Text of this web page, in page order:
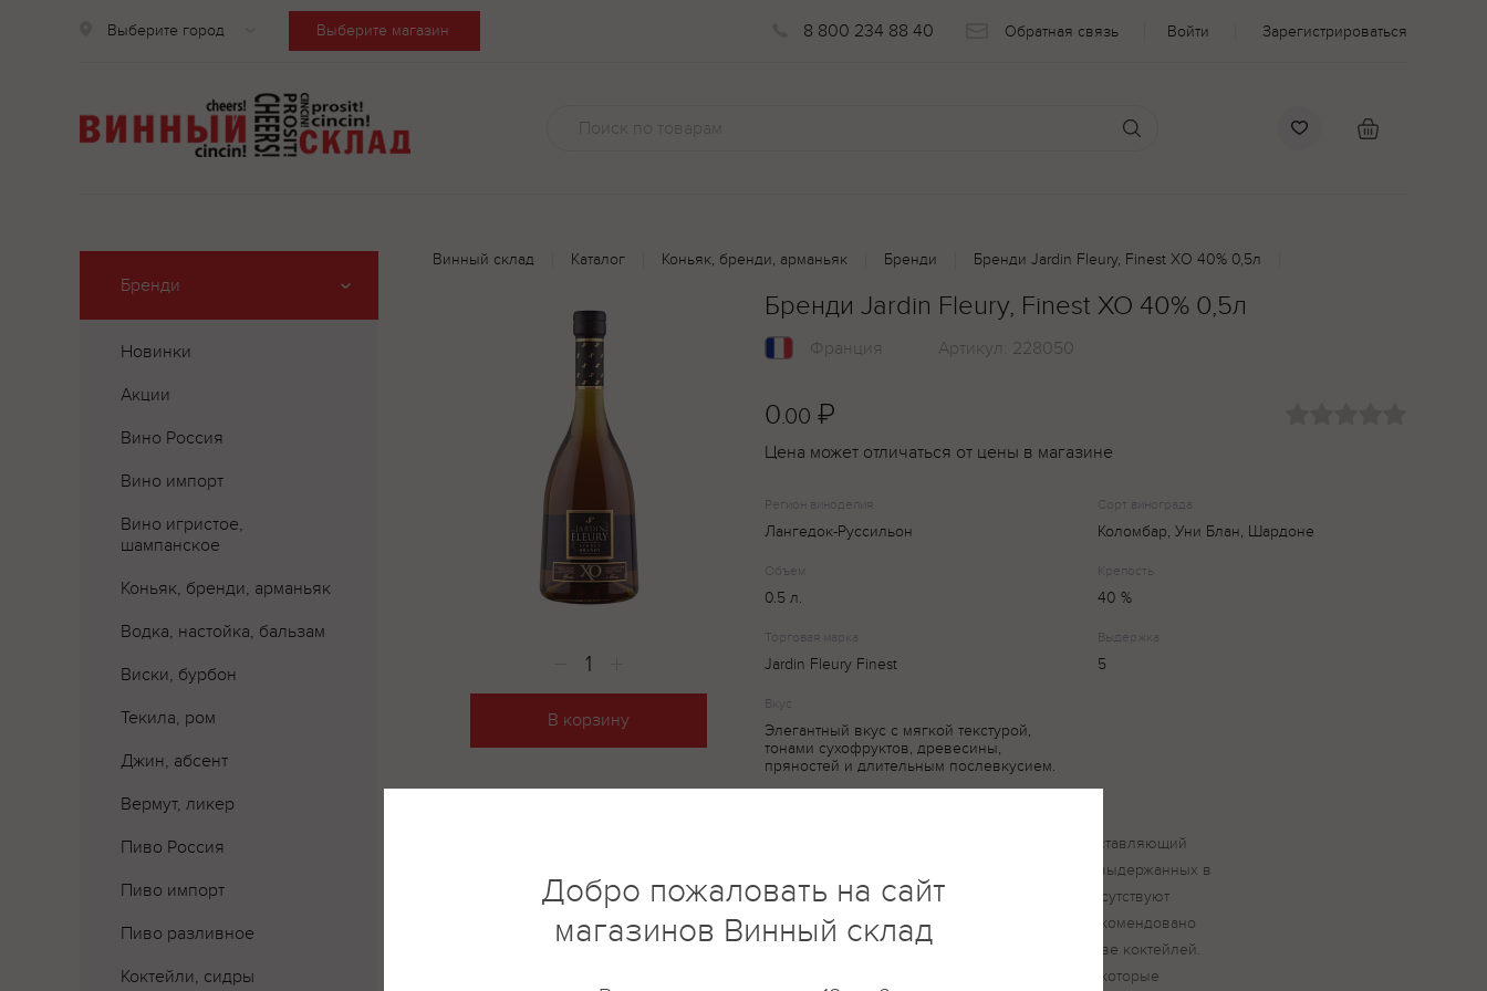
Выберите город Выберите магазин 8 800 234 88 40 Обратная связь Войти Зарегистрироваться
Бренди
Новинки
Акции
Вино Россия
Вино импорт
Вино игристое,
шампанское
Коньяк, бренди, арманьяк
Водка, настойка, бальзам
Виски, бурбон
Текила, ром
Джин, абсент
Вермут, ликер
Пиво Россия
Пиво импорт
Пиво разливное
Коктейли, сидры
Винный склад Каталог Коньяк, бренди, арманьяк Бренди Бренди Jardin Fleury, Finest ХО 40% 0,5л
В корзину
Бренди Jardin Fleury, Finest ХО 40% 0,5л
Франция Артикул: 228050
0.00 ₽
Цена может отличаться от цены в магазине
Регион виноделия
Лангедок-Руссильон
Сорт винограда
Коломбар, Уни Блан, Шардоне
Объем
0.5 л.
Крепость
40 %
Торговая марка
Jardin Fleury Finest
Выдержка
5
Вкус
Элегантный вкус с мягкой текстурой,
тонами сухофруктов, древесины,
пряностей и длительным послевкусием.
"Jardin Fleury" XO — изысканный бренди, представляющий
собой купаж отборных виноградных спиртов, выдержанных в
течение 5 лет. ВО вкусе и аромате бренди присутствуют
оттенки фруктов, пряностей и дуба. Бренди рекомендовано
употреблять в качестве дижестива или в составе коктейлей.
Изысканный аромат с древесными оттенками, которые
Добро пожаловать на сайт
магазинов Винный склад